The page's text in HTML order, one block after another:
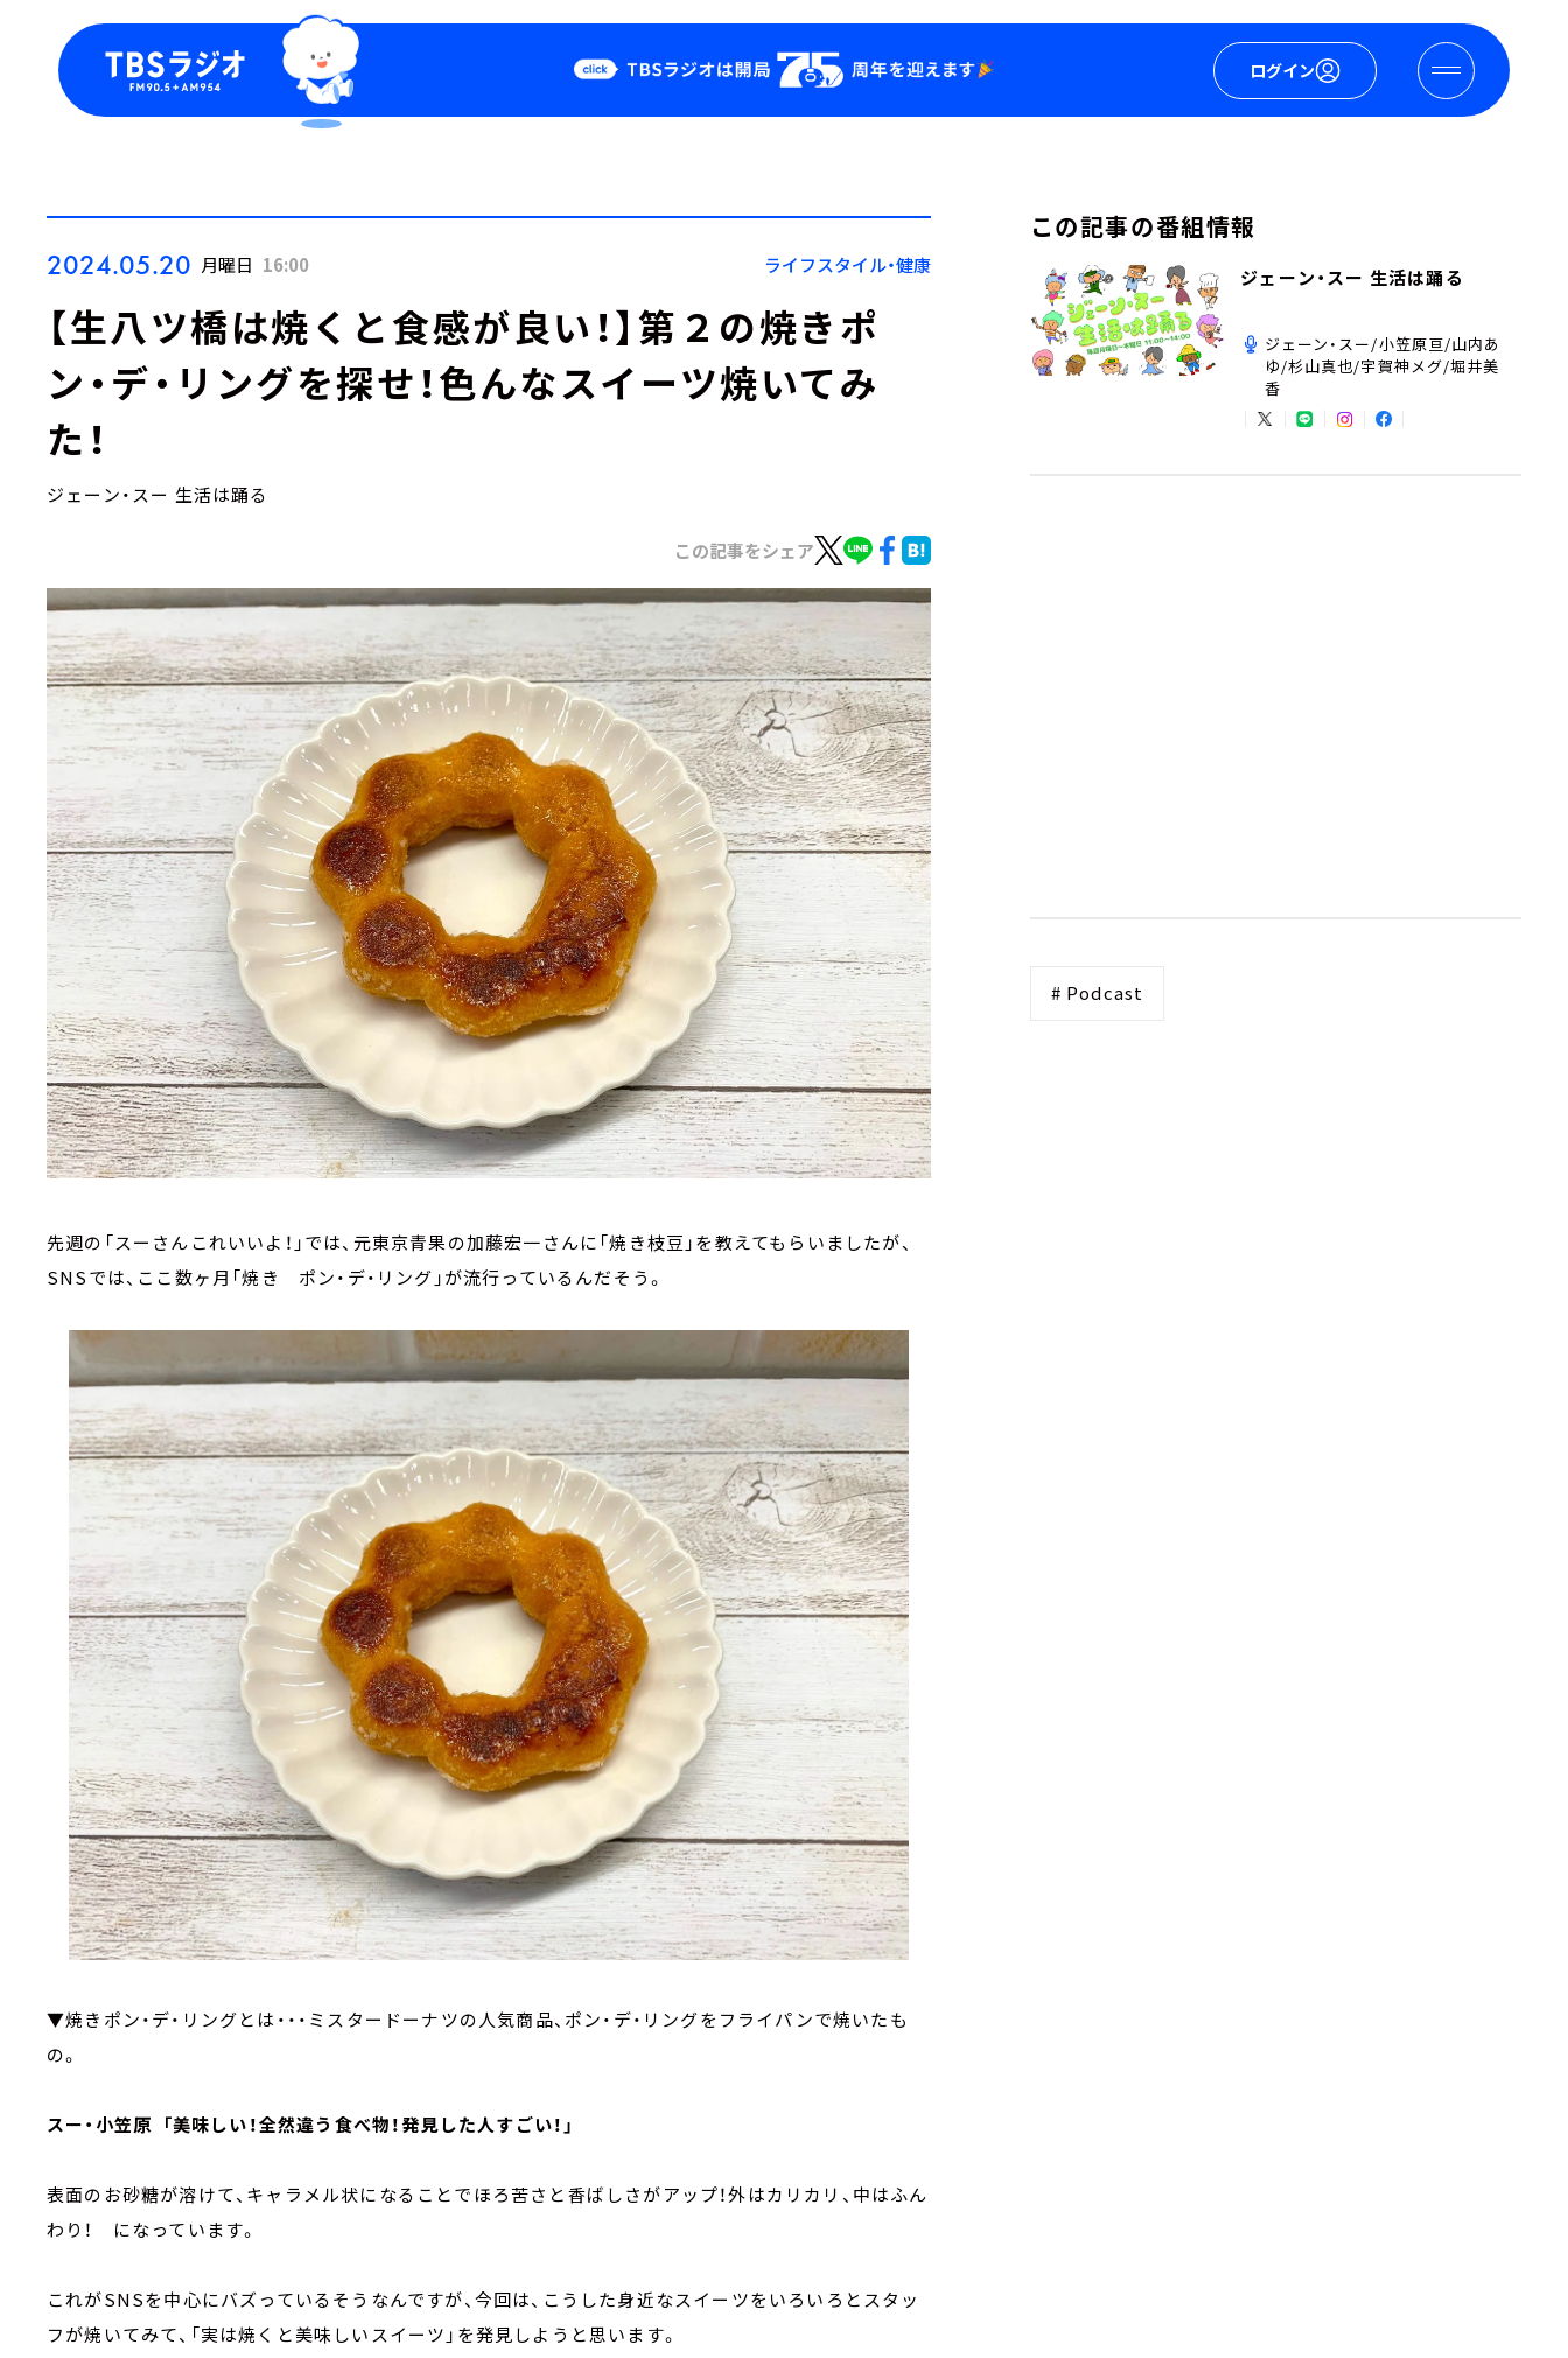
ログイン
Podcast
YouTube
会社情報
2024.05.20 月曜日 16:00 ライフスタイル・健康
【生八ツ橋は焼くと食感が良い！】第２の焼きポ
ン・デ・リングを探せ！色んなスイーツ焼いてみ
た！
ジェーン・スー 生活は踊る
この記事をシェア
先週の「スーさんこれいいよ！」では、元東京青果の加藤宏一さんに「焼き枝豆」を教えてもらいましたが、
SNSでは、ここ数ヶ月「焼き ポン・デ・リング」が流行っているんだそう。
▼焼きポン・デ・リングとは・・・ミスタードーナツの人気商品、ポン・デ・リングをフライパンで焼いたも
の。
スー・小笠原 「美味しい！全然違う食べ物！発見した人すごい！」
表面のお砂糖が溶けて、キャラメル状になることでほろ苦さと香ばしさがアップ！外はカリカリ、中はふん
わり！ になっています。
これがSNSを中心にバズっているそうなんですが、今回は、こうした身近なスイーツをいろいろとスタッ
フが焼いてみて、「実は焼くと美味しいスイーツ」を発見しようと思います。
この記事の番組情報
ジェーン・スー 生活は踊る
ジェーン・スー/小笠原亘/山内あ
ゆ/杉山真也/宇賀神メグ/堀井美
香
# Podcast